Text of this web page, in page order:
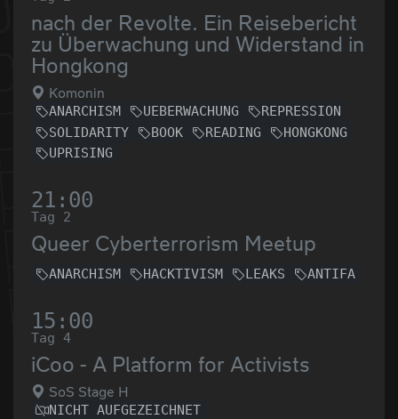
nach der Revolte. Ein Reisebericht
zu Überwachung und Widerstand in
Hongkong
Komonin
ANARCHISM UEBERWACHUNG
REPRESSION
SOLIDARITY
BOOK READING
HONGKONG
UPRISING
21:00
Tag 2
Queer Cyberterrorism Meetup
ANARCHISM HACKTIVISM LEAKS ANTIFA
15:00
Tag 4
iCoo - A Platform for Activists
SoS Stage H
NICHT AUFGEZEICHNET